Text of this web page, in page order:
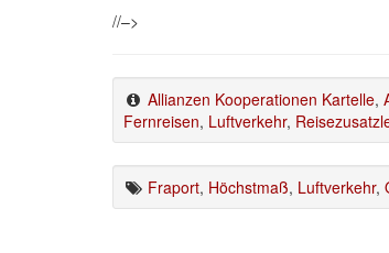
//–>
Allianzen Kooperationen Kartelle,
Fernreisen, Luftverkehr,
Fraport, Höchstmaß, Luftverkehr,